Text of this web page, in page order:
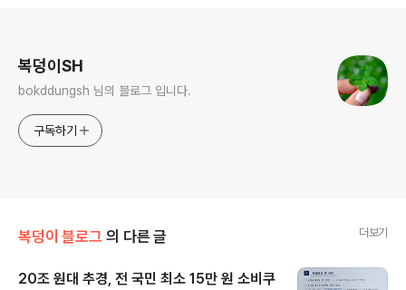
복덩이SH
bokddungsh 님의 블로그 입니다.
구독하기
복덩이 블로그 의 다른 글 더보기
20조 원대 추경, 전 국민 최소 15만 원 소비쿠